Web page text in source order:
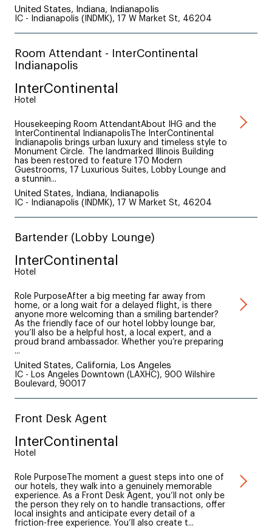
United States, Indiana, Indianapolis
IC - Indianapolis (INDMK), 17 W Market St, 46204
Room Attendant - InterContinental
Indianapolis
InterContinental
Hotel
Housekeeping Room AttendantAbout IHG and the
InterContinental IndianapolisThe InterContinental
Indianapolis brings urban luxury and timeless style to
Monument Circle. The landmarked Illinois Building
has been restored to feature 170 Modern
Guestrooms, 17 Luxurious Suites, Lobby Lounge and
a stunnin...
United States, Indiana, Indianapolis
IC - Indianapolis (INDMK), 17 W Market St, 46204
Bartender (Lobby Lounge)
InterContinental
Hotel
Role PurposeAfter a big meeting far away from
home, or a long wait for a delayed flight, is there
anyone more welcoming than a smiling bartender?
As the friendly face of our hotel lobby lounge bar,
you’ll also be a helpful host, a local expert, and a
proud brand ambassador. Whether you’re preparing
...
United States, California, Los Angeles
IC - Los Angeles Downtown (LAXHC), 900 Wilshire
Boulevard, 90017
Front Desk Agent
InterContinental
Hotel
Role PurposeThe moment a guest steps into one of
our hotels, they walk into a genuinely memorable
experience. As a Front Desk Agent, you’ll not only be
the person they rely on to handle transactions, offer
local insights and anticipate every detail of a
friction-free experience. You’ll also create t...